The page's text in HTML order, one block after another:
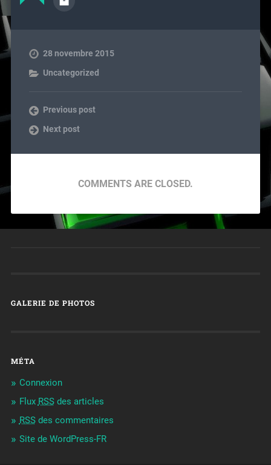
28 novembre 2015
Uncategorized
Previous post
Next post
COMMENTS ARE CLOSED.
GALERIE DE PHOTOS
MÉTA
Connexion
Flux RSSdes articles
RSSdes commentaires
Site de WordPress-FR